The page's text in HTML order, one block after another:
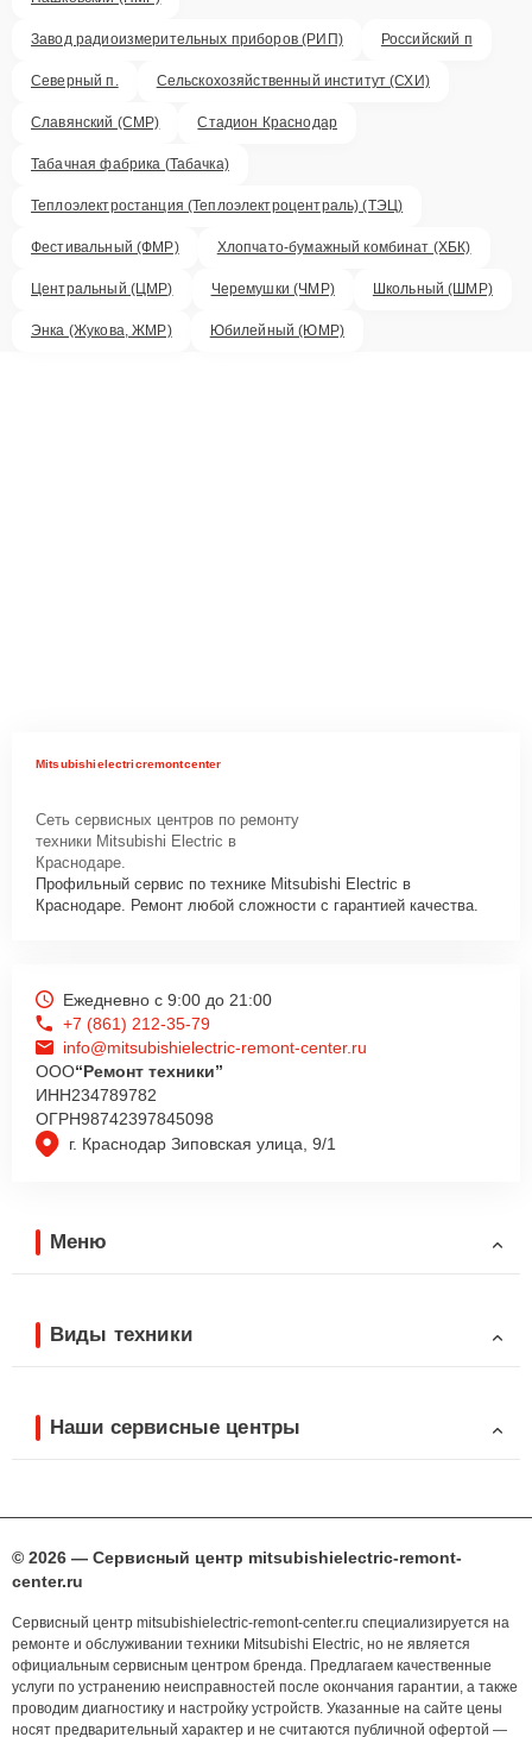
Завод радиоизмерительных приборов (РИП) Российский п
Северный п. Сельскохозяйственный институт (СХИ)
Славянский (СМР) Стадион Краснодар
Табачная фабрика (Табачка)
Теплоэлектростанция (Теплоэлектроцентраль) (ТЭЦ)
Фестивальный (ФМР) Хлопчато-бумажный комбинат (ХБК)
Центральный (ЦМР) Черемушки (ЧМР) Школьный (ШМР)
Энка (Жукова, ЖМР) Юбилейный (ЮМР)
Mitsubishielectricremontcenter
Сеть сервисных центров по ремонту
техники Mitsubishi Electric в
Краснодаре.
Профильный сервис по технике Mitsubishi Electric в
Краснодаре. Ремонт любой сложности с гарантией качества.
г. Краснодар Зиповская улица, 9/1
Ежедневно с 9:00 до 21:00
+7 (861) 212-35-79
info@mitsubishielectric-remont-center.ru
ООО“Ремонт техники”
ИНН234789782
ОГРН98742397845098
Меню
Виды техники
Наши сервисные центры
© 2026 — Сервисный центр mitsubishielectric-remont-
center.ru
Сервисный центр mitsubishielectric-remont-center.ru специализируется на
ремонте и обслуживании техники Mitsubishi Electric, но не является
официальным сервисным центром бренда. Предлагаем качественные
услуги по устранению неисправностей после окончания гарантии, а также
проводим диагностику и настройку устройств. Указанные на сайте цены
носят предварительный характер и не считаются публичной офертой —